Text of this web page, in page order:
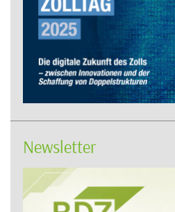
Newsletter